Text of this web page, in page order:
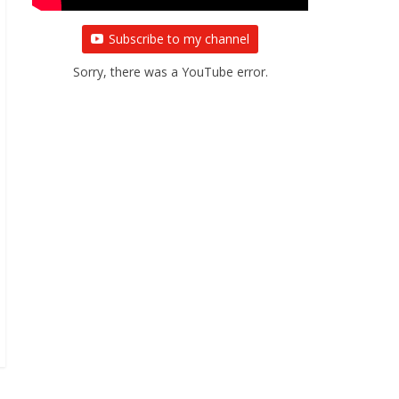
Subscribe to my channel
Sorry, there was a YouTube error.